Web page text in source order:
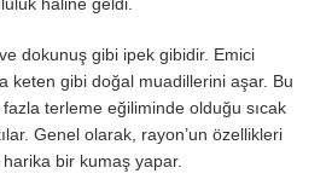
dokunuş gibi ipek gibidir. Emici
keten gibi doğal muadillerini aşar. Bu
fazla terleme eğiliminde olduğu sıcak
Genel olarak, rayon’un özellikleri
bir kumaş yapar.